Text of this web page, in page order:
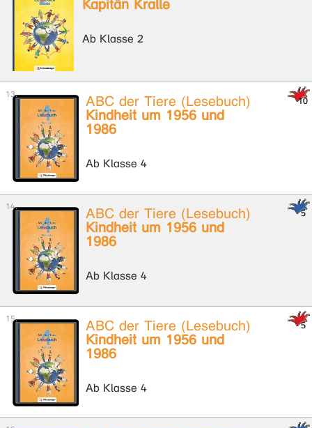
Kapitän Kralle
Ab Klasse 2
ABC der Tiere (Lesebuch)
Kindheit um 1956 und
1986
Ab Klasse 4
ABC der Tiere (Lesebuch)
Kindheit um 1956 und
1986
Ab Klasse 4
ABC der Tiere (Lesebuch)
Kindheit um 1956 und
1986
Ab Klasse 4